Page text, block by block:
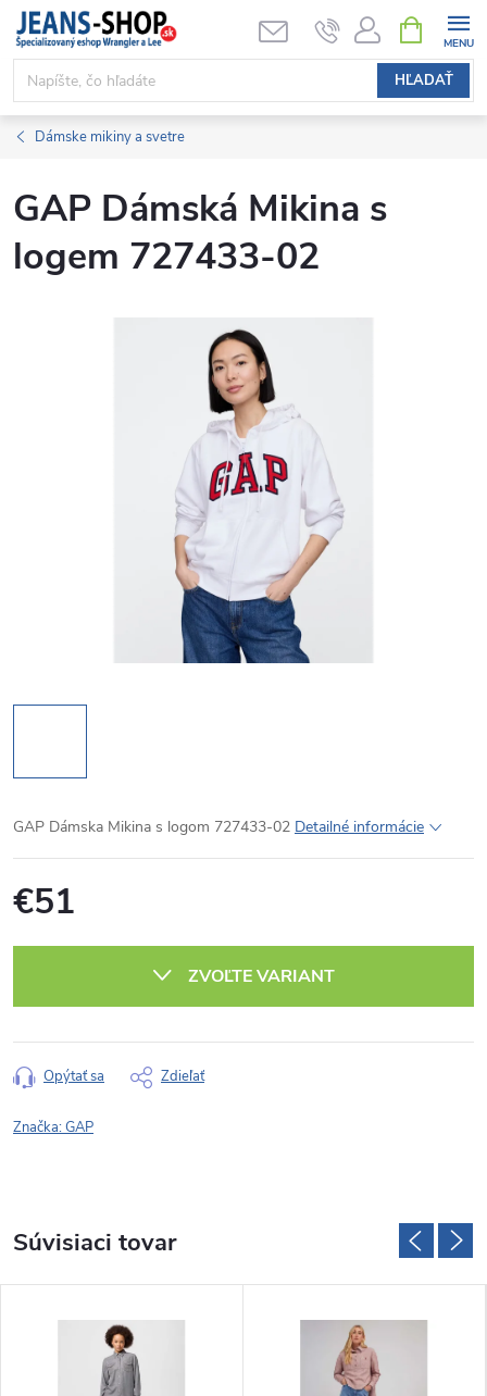
Prejsť
obsah
HĽADAŤ
KOŠÍK
Dámske mikiny a svetre
GAP Dámská Mikina s
logem 727433-02
GAP Dámska Mikina s logom 727433-02 Detailné informácie
€51
ZVOĽTE VARIANT
Opýtať sa Zdieľať
Značka:GAP
Súvisiaci tovar